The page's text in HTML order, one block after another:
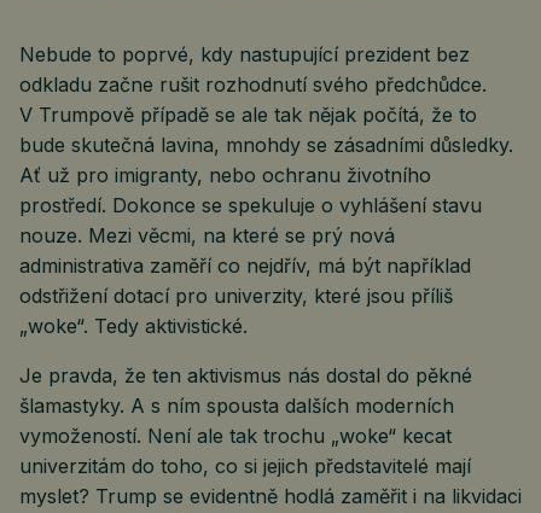
Nebude to poprvé, kdy nastupující prezident bez
odkladu začne rušit rozhodnutí svého předchůdce.
V Trumpově případě se ale tak nějak počítá, že to
bude skutečná lavina, mnohdy se zásadními důsledky.
Ať už pro imigranty, nebo ochranu životního
prostředí. Dokonce se spekuluje o vyhlášení stavu
nouze. Mezi věcmi, na které se prý nová
administrativa zaměří co nejdřív, má být například
odstřižení dotací pro univerzity, které jsou příliš
„woke“. Tedy aktivistické.
Je pravda, že ten aktivismus nás dostal do pěkné
šlamastyky. A s ním spousta dalších moderních
vymožeností. Není ale tak trochu „woke“ kecat
univerzitám do toho, co si jejich představitelé mají
myslet? Trump se evidentně hodlá zaměřit i na likvidaci